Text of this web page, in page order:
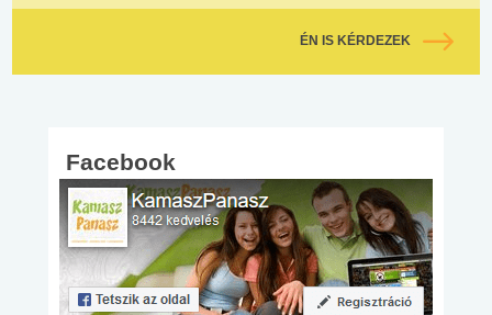
ÉN IS KÉRDEZEK
Facebook